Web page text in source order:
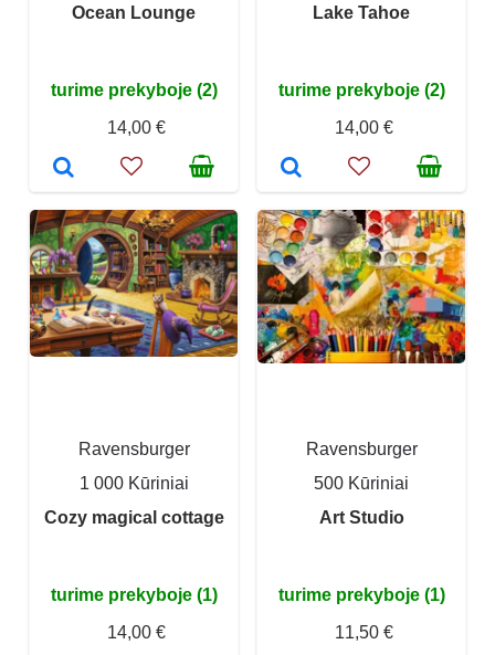
Ocean Lounge
turime prekyboje (2)
14,00 €
Lake Tahoe
turime prekyboje (2)
14,00 €
Ravensburger
1 000 Kūriniai
Cozy magical cottage
turime prekyboje (1)
14,00 €
Ravensburger
500 Kūriniai
Art Studio
turime prekyboje (1)
11,50 €